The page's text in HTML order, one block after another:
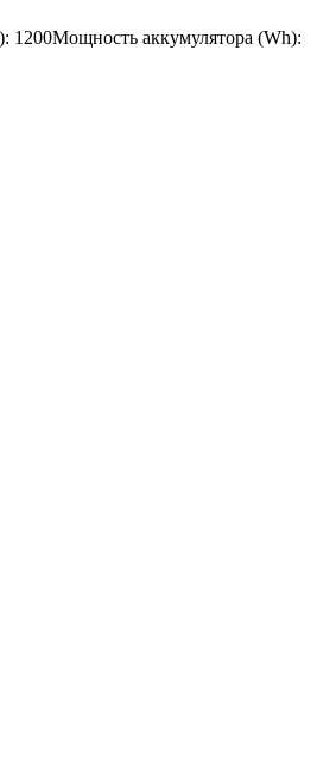
1200Мощность аккумулятора (Wh):